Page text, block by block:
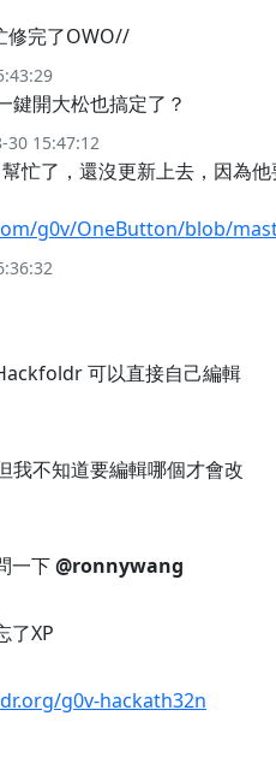
修完了OWO//
鍵開大松也搞定了？
30 15:47:12
忙了，還沒更新上去，因為
g0v/OneButton/blob/
可以直接自己編輯
我不知道要編輯哪個才會改
一下@ronnywang
了XP
g0v-hackath32n